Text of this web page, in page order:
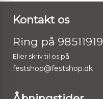
Kontakt os
Ring på 98511919
Eller skriv til os på
festshop@festshop.dk